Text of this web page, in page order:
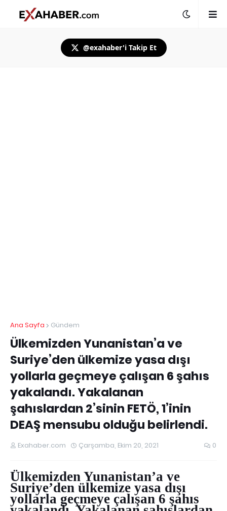
@exahaber'i Takip Et
Ana Sayfa Gündem
Ülkemizden Yunanistan’a ve
Suriye’den ülkemize yasa dışı
yollarla geçmeye çalışan 6 şahıs
yakalandı. Yakalanan
şahıslardan 2’sinin FETÖ, 1’inin
DEAŞ mensubu olduğu belirlendi.
Exahaber.com Çarşamba, Ekim 20, 2021 0
Ülkemizden Yunanistan’a ve
Suriye’den ülkemize yasa dışı
yollarla geçmeye çalışan 6 şahıs